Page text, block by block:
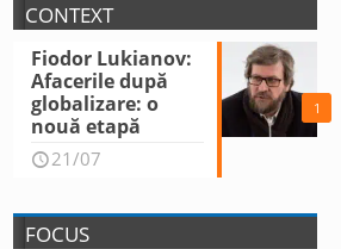
CONTEXT
1
Fiodor Lukianov:
Afacerile după
globalizare: o
nouă etapă
21/07
FOCUS